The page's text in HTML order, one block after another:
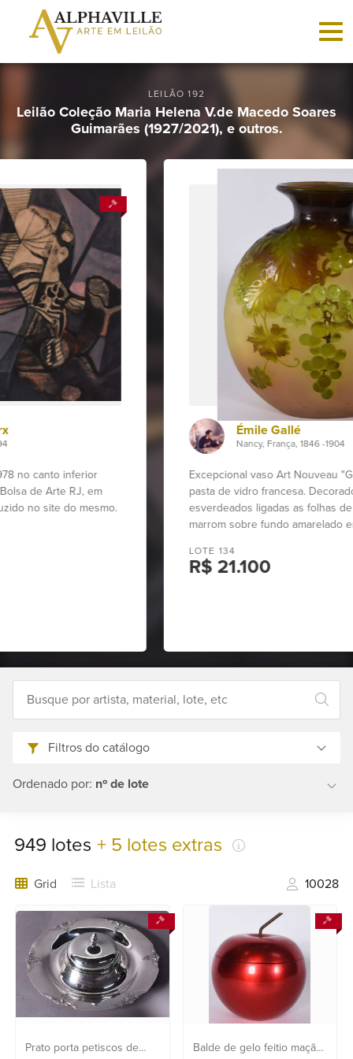
Criar
Faça
Vender
Sobre
Contato
Ajuda?
+55
21
2553
+55
6400
Fale
LEILÃO 192
Leilão Coleção Maria Helena V.de Macedo Soares
Guimarães (1927/2021), e outros.
Nancy, França, 1846 -1904
Excepcional vaso Art Nouveau "Grapevine blowout", de
pasta de vidro francesa. Decorado com uvas em tons
esverdeados ligadas as folhas de parreiras na cor
marrom sobre fundo amarelado em degradé. Assinado.
{:zero=>"Nenhum resultado
Filtros do catálogo
Ordenado por: nº de lote
949 lotes + 5 lotes extras
Grid Lista 10028
Prato porta petiscos de
Balde de gelo feitio maçã